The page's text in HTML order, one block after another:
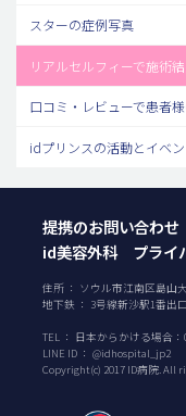
スターの症例写真
リアルセルフィーで施術
口コミ・レビューで患者
idプリンスの活動とイベン
提携のお問い合わせ
id美容外科 プライ
住所 ： ソウル市江南区島山
地下鉄 ： 3号線新沙駅1番出
TEL ： 日本からかける場合：
LINE ID ： @idhospital_jp2
Copyright(c) 2017 ID病院. All